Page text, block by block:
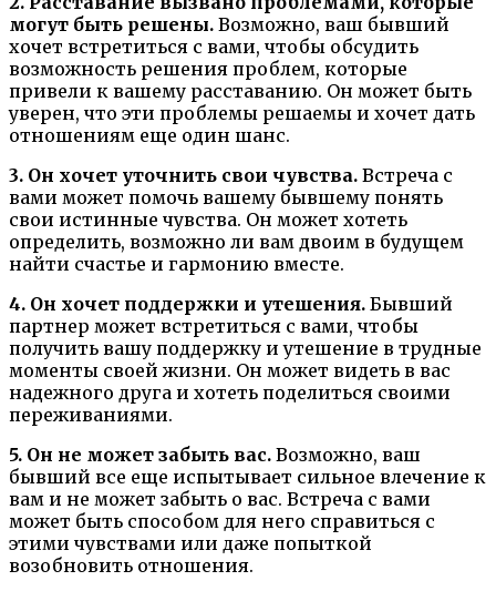
могут быть решены. Возможно, ваш бывший
хочет встретиться с вами, чтобы обсудить
возможность решения проблем, которые
привели к вашему расставанию. Он может быть
уверен, что эти проблемы решаемы и хочет дать
отношениям еще один шанс.
3. Он хочет уточнить свои чувства. Встреча с
вами может помочь вашему бывшему понять
свои истинные чувства. Он может хотеть
определить, возможно ли вам двоим в будущем
найти счастье и гармонию вместе.
4. Он хочет поддержки и утешения. Бывший
партнер может встретиться с вами, чтобы
получить вашу поддержку и утешение в трудные
моменты своей жизни. Он может видеть в вас
надежного друга и хотеть поделиться своими
переживаниями.
5. Он не может забыть вас. Возможно, ваш
бывший все еще испытывает сильное влечение к
вам и не может забыть о вас. Встреча с вами
может быть способом для него справиться с
этими чувствами или даже попыткой
возобновить отношения.